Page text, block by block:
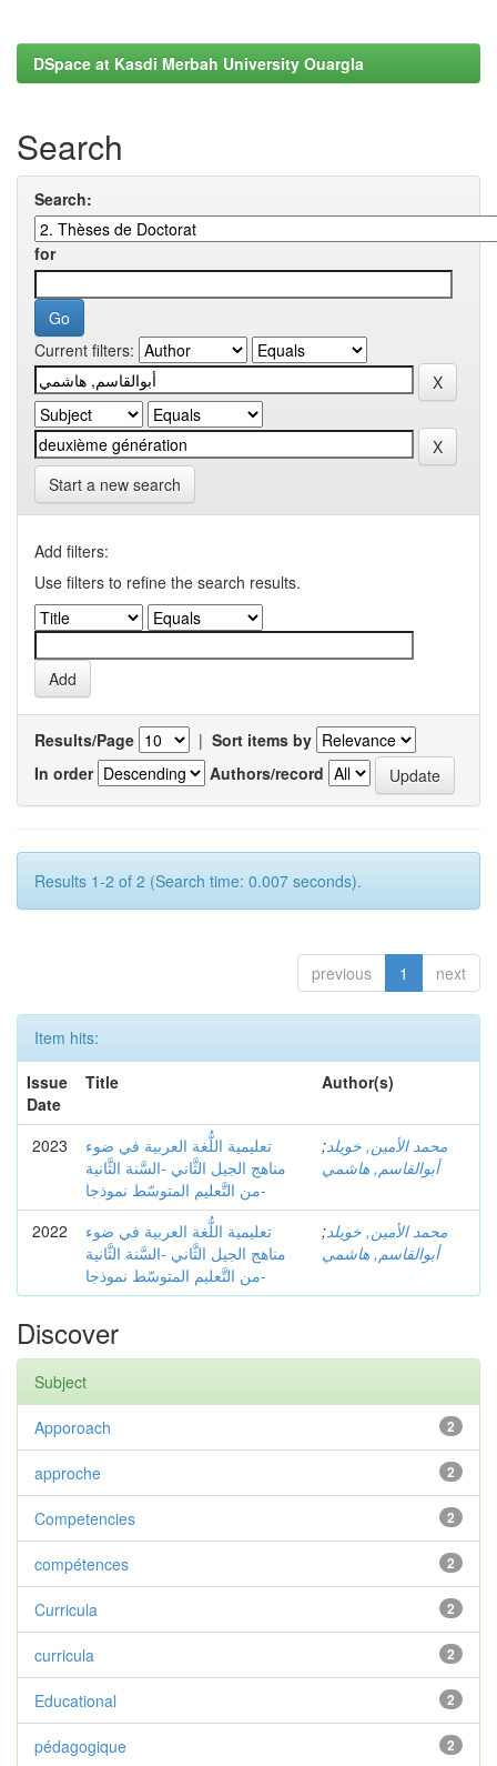
DSpace at Kasdi Merbah University Ouargla
Search
Search:
for
Current filters:
Start a new search
Add filters:
Use filters to refine the search results.
Results/Page | Sort items by
In order
Authors/record
Results 1-2 of 2 (Search time: 0.007 seconds).
previous 1 next
Item hits:
Issue
Date
Title Author(s)
2023
تعليمية اللُّغة العربية في ضوء
مناهج الجيل الثَّاني -السَّنة الثَّانية
من التَّعليم المتوسّط نموذجا-
محمد الأمين, خويلد;
أبوالقاسم, هاشمي
2022
تعليمية اللُّغة العربية في ضوء
مناهج الجيل الثَّاني -السَّنة الثَّانية
من التَّعليم المتوسّط نموذجا-
محمد الأمين, خويلد;
أبوالقاسم, هاشمي
Discover
Subject
2
Apporoach
2
approche
2
Competencies
2
compétences
2
Curricula
2
curricula
2
Educational
2
pédagogique